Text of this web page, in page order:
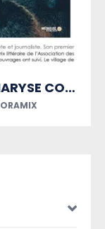
DIASPORAMIX